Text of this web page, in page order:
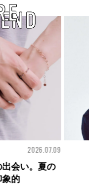
2026.07.09
】時をかけ